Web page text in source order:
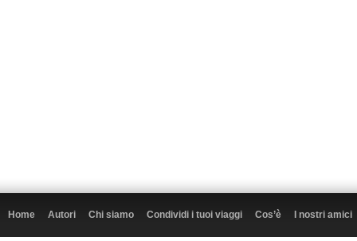
Home Autori Chi siamo Condividi i tuoi viaggi Cos’è I nostri amici